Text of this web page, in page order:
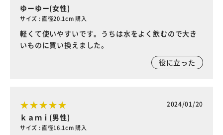
ゆーゆー(女性)
サイズ : 直径20.1cm 購入
軽くて使いやすいです。うちは水をよく飲むので大き
いものに買い換えました。
役に立った
2024/01/20
ｋａｍｉ(男性)
サイズ : 直径16.1cm 購入